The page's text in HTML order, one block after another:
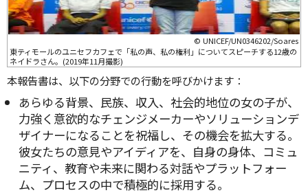
© UNICEF/UN0346202/Soares
東ティモールのユニセフカフェで「私の声、私の権利」についてスピーチする12歳の
ネイドラさん。(2019年11月撮影)
本報告書は、以下の分野での行動を呼びかけます：
あらゆる背景、民族、収入、社会的地位の女の子が、
力強く意欲的なチェンジメーカーやソリューションデ
ザイナーになることを祝福し、その機会を拡大する。
彼女たちの意見やアイディアを、自身の身体、コミュ
ニティ、教育や未来に関わる対話やプラットフォー
ム、プロセスの中で積極的に採用する。